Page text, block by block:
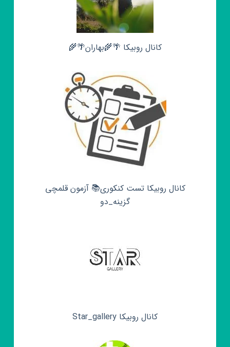
کانال روبیکا 🌴🌾بهاران🌴🌾
کانال روبیکا تست کنکوری📚 آزمون قلمچی‌‌
گزینه_دو
کانال روبیکا Star_gallery